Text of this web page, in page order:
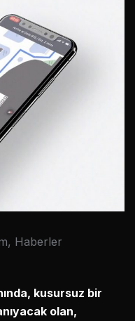
, Haberler
kusursuz bir
olan,